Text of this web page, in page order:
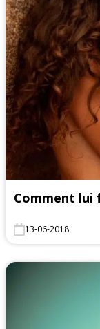
Comment lui
13-06-2018